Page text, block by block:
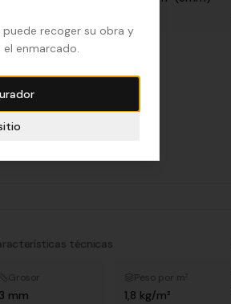
técnicas
Grosor
3 mm
Peso por m²
1,8 kg/m²
recoger su obra y
enmarcado.